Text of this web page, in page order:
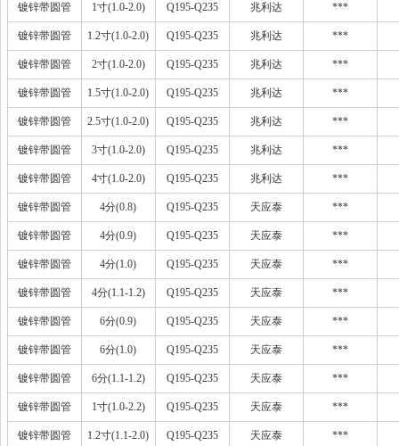
镀锌带圆管 1寸(1.0-2.0) Q195-Q235 兆利达 ***
镀锌带圆管 1.2寸(1.0-2.0) Q195-Q235 兆利达 ***
镀锌带圆管 2寸(1.0-2.0) Q195-Q235 兆利达 ***
镀锌带圆管 1.5寸(1.0-2.0) Q195-Q235 兆利达 ***
镀锌带圆管 2.5寸(1.0-2.0) Q195-Q235 兆利达 ***
镀锌带圆管 3寸(1.0-2.0) Q195-Q235 兆利达 ***
镀锌带圆管 4寸(1.0-2.0) Q195-Q235 兆利达 ***
镀锌带圆管 4分(0.8) Q195-Q235 天应泰 ***
镀锌带圆管 4分(0.9) Q195-Q235 天应泰 ***
镀锌带圆管 4分(1.0) Q195-Q235 天应泰 ***
镀锌带圆管 4分(1.1-1.2) Q195-Q235 天应泰 ***
镀锌带圆管 6分(0.9) Q195-Q235 天应泰 ***
镀锌带圆管 6分(1.0) Q195-Q235 天应泰 ***
镀锌带圆管 6分(1.1-1.2) Q195-Q235 天应泰 ***
镀锌带圆管 1寸(1.0-2.2) Q195-Q235 天应泰 ***
镀锌带圆管 1.2寸(1.1-2.0) Q195-Q235 天应泰 ***